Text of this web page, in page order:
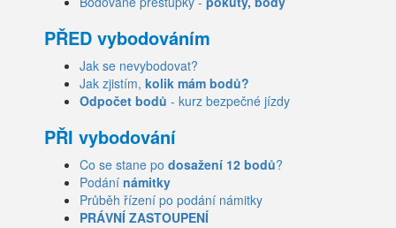
PŘED vybodováním
Jak se nevybodovat?
Jak zjistím, kolik mám bodů?
Odpočet bodů - kurz bezpečné jízdy
PŘI vybodování
Co se stane po dosažení 12 bodů?
Podání námitky
Průběh řízení po podání námitky
PRÁVNÍ ZASTOUPENÍ